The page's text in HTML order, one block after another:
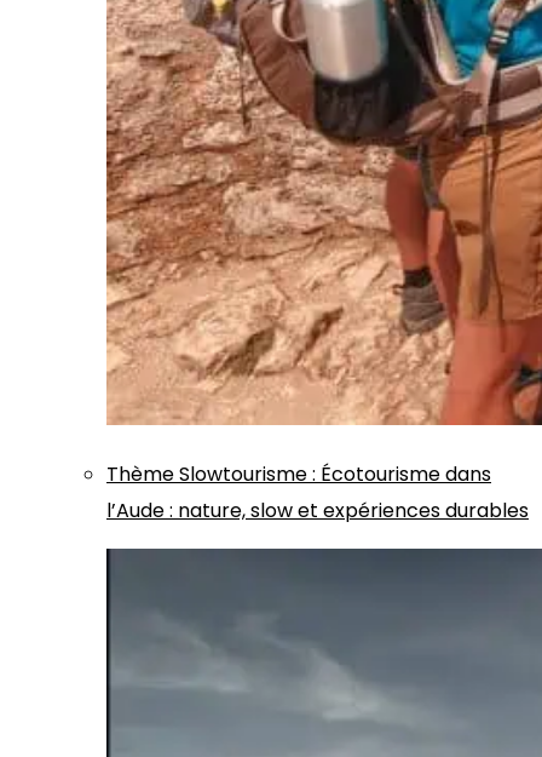
ThèmeSlowtourisme: Écotourisme dans
l’Aude : nature, slow et expériences durables